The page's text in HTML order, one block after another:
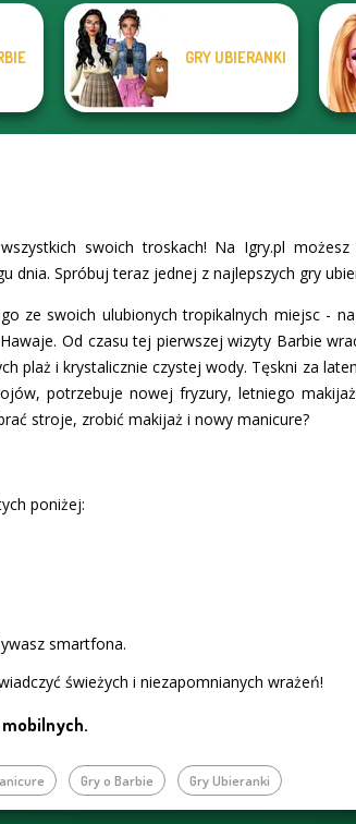
GRY UBIERANKI
swoich troskach! Na Igry.pl możesz
dnia. Spróbuj teraz jednej z najlepszych gry
ze swoich ulubionych tropikalnych miejsc -
Od czasu tej pierwszej wizyty Barbie
plaż i krystalicznie czystej wody. Tęskni za
potrzebuje nowej fryzury, letniego
stroje, zrobić makijaż i nowy manicure?
poniżej:
smartfona.
świeżych i niezapomnianych wrażeń!
mobilnych.
Gry o Barbie Gry Ubieranki